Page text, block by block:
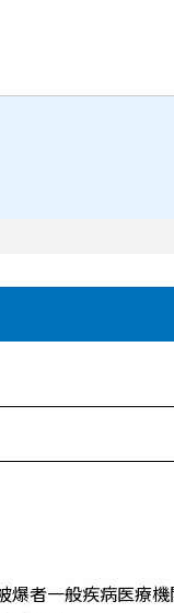
爆者一般疾病医療